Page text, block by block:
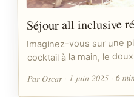
Séjour all inclusive
Imaginez-vous sur une
cocktail à la main, le
Par Oscar · 1 juin 2025 · 6